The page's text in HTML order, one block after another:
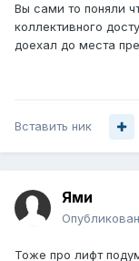
Вы сами то поняли
коллективного
доехал до места
Вставить ник
Ями
Тоже про лифт